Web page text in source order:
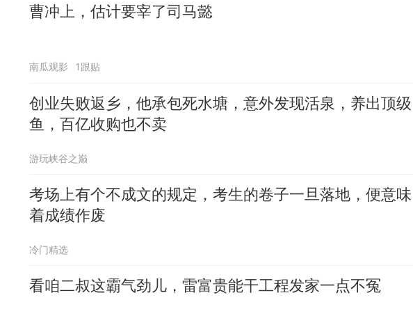
曹冲上，估计要宰了司马懿
南瓜观影 1跟贴
创业失败返乡，他承包死水塘，意外发现活泉，养出顶级
鱼，百亿收购也不卖
游玩峡谷之巅
考场上有个不成文的规定，考生的卷子一旦落地，便意味
着成绩作废
冷门精选
看咱二叔这霸气劲儿，雷富贵能干工程发家一点不冤